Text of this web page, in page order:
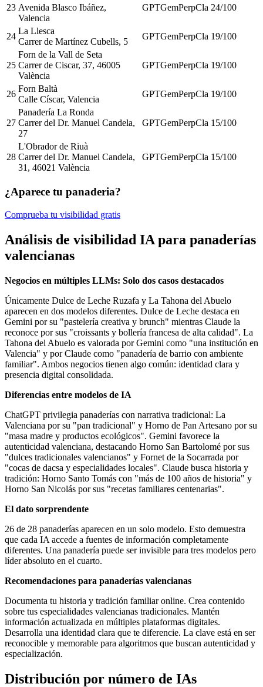
23 Avenida Blasco Ibáñez,
Valencia
GPTGemPerpCla 24/100
24
La Llesca
Carrer de Martínez Cubells, 5
GPTGemPerpCla 19/100
25
Forn de la Vall de Seta
Carrer de Ciscar, 37, 46005
València
GPTGemPerpCla 19/100
26
Forn Baltà
Calle Císcar, Valencia
GPTGemPerpCla 19/100
27
Panadería La Ronda
Carrer del Dr. Manuel Candela,
27
GPTGemPerpCla 15/100
28
L'Obrador de Riuà
Carrer del Dr. Manuel Candela,
31, 46021 València
GPTGemPerpCla 15/100
¿Aparece tu panaderia?
Comprueba tu visibilidad gratis
Análisis de visibilidad IA para panaderías
valencianas
Negocios en múltiples LLMs: Solo dos casos destacados
Únicamente Dulce de Leche Ruzafa y La Tahona del Abuelo
aparecen en dos modelos diferentes. Dulce de Leche destaca en
Gemini por su "pastelería creativa y brunch" mientras Claude la
reconoce por sus "croissants y bollería francesa de alta calidad". La
Tahona del Abuelo es valorada por Gemini como "una institución en
Valencia" y por Claude como "panadería de barrio con ambiente
familiar". Ambos negocios tienen algo común: identidad clara y
presencia digital consolidada.
Diferencias entre modelos de IA
ChatGPT privilegia panaderías con narrativa tradicional: La
Valenciana por su "pan tradicional" y Horno de Pan Artesano por su
"masa madre y productos ecológicos". Gemini favorece la
autenticidad valenciana, destacando Horno San Bartolomé por sus
"dulces tradicionales valencianos" y Fornet de la Socarrada por
"cocas de dacsa y especialidades locales". Claude busca historia y
tradición: Horno Santo Tomás con "más de 100 años de historia" y
Horno San Nicolás por sus "recetas familiares centenarias".
El dato sorprendente
26 de 28 panaderías aparecen en un solo modelo. Esto demuestra
que cada IA accede a fuentes de información completamente
diferentes. Una panadería puede ser invisible para tres modelos pero
líder absoluto en el cuarto.
Recomendaciones para panaderías valencianas
Documenta tu historia y tradición familiar online. Crea contenido
sobre tus especialidades valencianas tradicionales. Mantén
información actualizada en múltiples plataformas digitales.
Desarrolla una identidad clara que te diferencie. La clave está en ser
reconocible y memorable para algoritmos que buscan autenticidad y
especialización.
Distribución por número de IAs